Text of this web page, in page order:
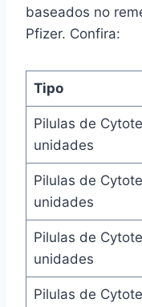
baseados no
Pfizer. Confira:
Tipo
Pilulas de
unidades
Pilulas de
unidades
Pilulas de
unidades
Pilulas de